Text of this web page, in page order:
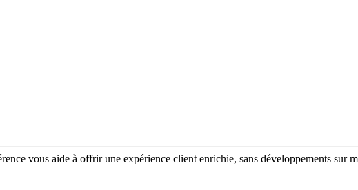
vous aide à offrir une expérience client enrichie, sans développements sur